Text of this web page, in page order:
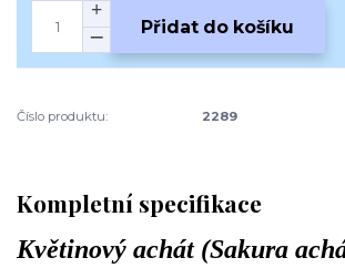
Přidat do košíku
Číslo produktu: 2289
Kompletní specifikace
Květinový achát (Sakura